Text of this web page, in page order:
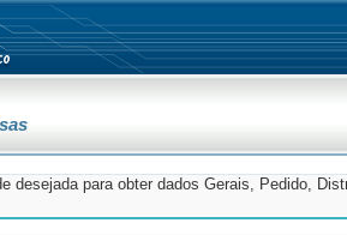
desejada para obter dados Gerais, Pedido,